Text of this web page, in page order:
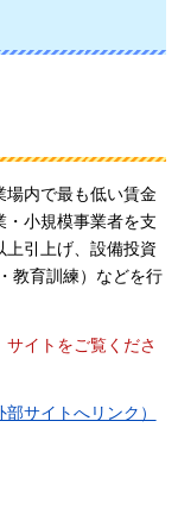
内で最も低い賃金
・小規模事業者を支
引上げ、設備投資
教育訓練）などを行
イトをご覧くださ
サイトへリンク）